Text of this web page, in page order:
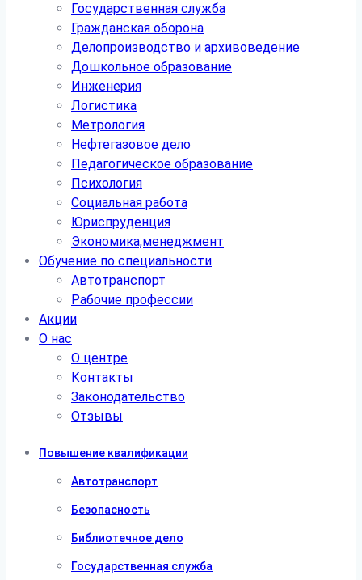
Государственная служба
Гражданская оборона
Делопроизводство и архивоведение
Дошкольное образование
Инженерия
Логистика
Метрология
Нефтегазовое дело
Педагогическое образование
Психология
Социальная работа
Юриспруденция
Экономика,менеджмент
Обучение по специальности
Автотранспорт
Рабочие профессии
Акции
О нас
О центре
Контакты
Законодательство
Отзывы
Повышение квалификации
Автотранспорт
Безопасность
Библиотечное дело
Государственная служба